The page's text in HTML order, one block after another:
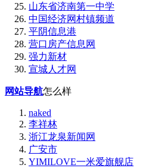
山东省济南第一中学
中国经济网村镇频道
平阴信息港
营口房产信息网
强力新材
宣城人才网
网站导航怎么样
naked
李祥林
浙江龙泉新闻网
广安市
YIMILOVE一米爱旗舰店